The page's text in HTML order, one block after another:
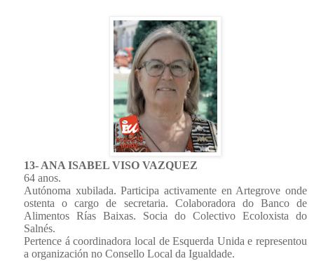
13- ANA ISABEL VISO VAZQUEZ
64 anos.
Autónoma xubilada. Participa activamente en Artegrove onde
ostenta o cargo de secretaria. Colaboradora do Banco de
Alimentos Rías Baixas. Socia do Colectivo Ecoloxista do
Salnés.
Pertence á coordinadora local de Esquerda Unida e representou
a organización no Consello Local da Igualdade.